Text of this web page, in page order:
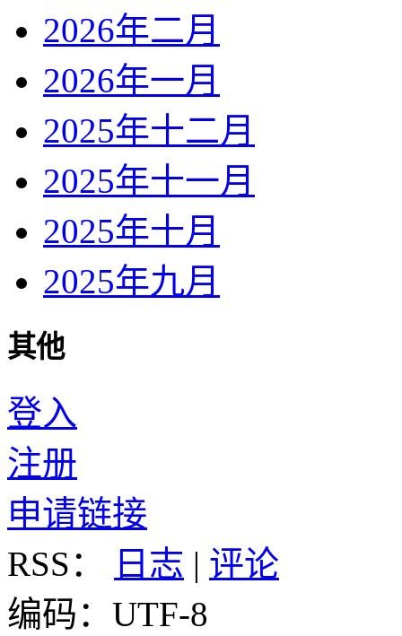
2026年二月
2026年一月
2025年十二月
2025年十一月
2025年十月
2025年九月
其他
登入
注册
申请链接
RSS：
日志 | 评论
编码：UTF-8